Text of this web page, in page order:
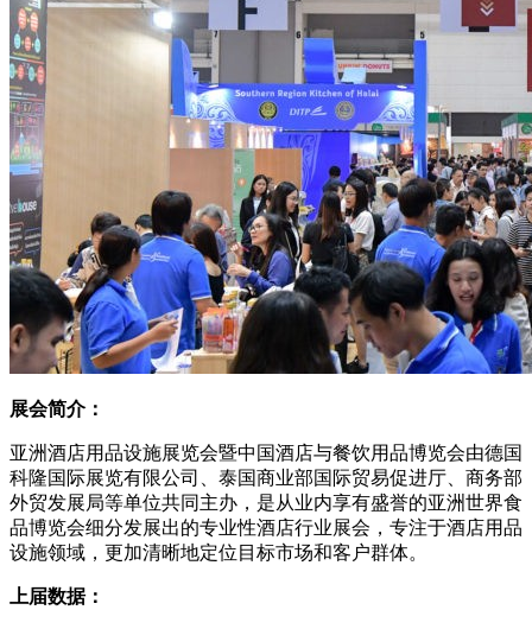
展会简介：
亚洲酒店用品设施展览会暨中国酒店与餐饮用品博览会由德国
科隆国际展览有限公司、泰国商业部国际贸易促进厅、商务部
外贸发展局等单位共同主办，是从业内享有盛誉的亚洲世界食
品博览会细分发展出的专业性酒店行业展会，专注于酒店用品
设施领域，更加清晰地定位目标市场和客户群体。
上届数据：